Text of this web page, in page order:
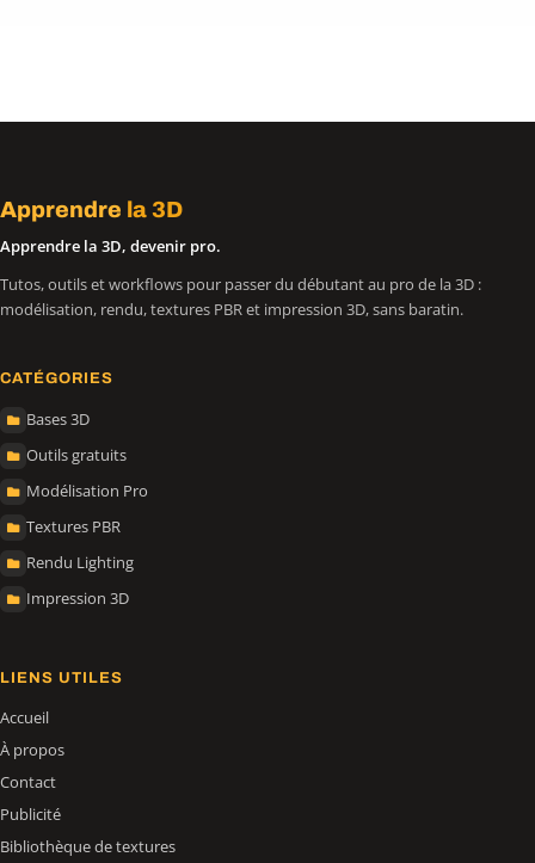
Apprendre la 3D
Apprendre la 3D, devenir pro.
Tutos, outils et workflows pour passer du débutant au pro de la 3D :
modélisation, rendu, textures PBR et impression 3D, sans baratin.
CATÉGORIES
Bases 3D
Outils gratuits
Modélisation Pro
Textures PBR
Rendu Lighting
Impression 3D
LIENS UTILES
Accueil
À propos
Contact
Publicité
Bibliothèque de textures